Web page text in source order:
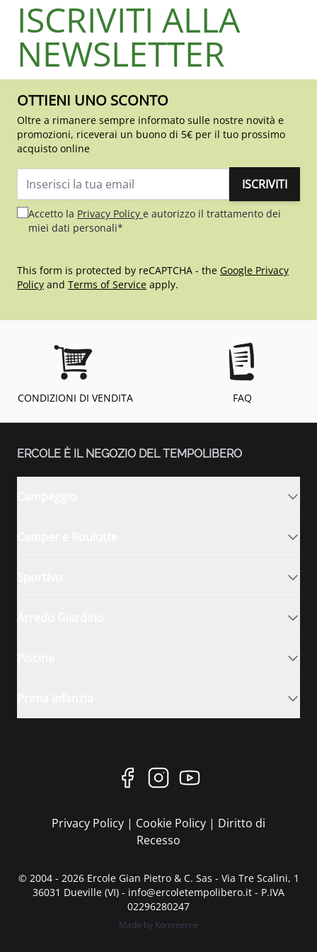
ISCRIVITI ALLA
NEWSLETTER
OTTIENI UNO SCONTO
Oltre a rimanere sempre informato sulle nostre novità e
promozioni, riceverai un buono di 5€ per il tuo prossimo
acquisto online
ISCRIVITI
Accetto la Privacy Policy e autorizzo il trattamento dei
miei dati personali*
This form is protected by reCAPTCHA - the Google Privacy
Policy and Terms of Service apply.
CONDIZIONI DI VENDITA FAQ
ERCOLE È IL NEGOZIO DEL TEMPOLIBERO
Privacy Policy | Cookie Policy | Diritto di
Recesso
© 2004 - 2026 Ercole Gian Pietro & C. Sas - Via Tre Scalini, 1
36031 Dueville (VI) - info@ercoletempolibero.it - P.IVA
02296280247
Made by Kommerce